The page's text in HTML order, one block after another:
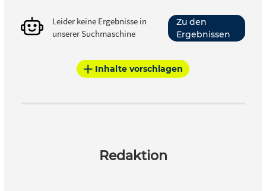
Leider keine Ergebnisse in
unserer Suchmaschine
Zu den
Ergebnissen
Inhalte vorschlagen
Redaktion